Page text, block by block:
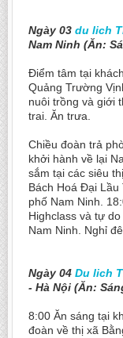
Ngày 03 du lich
Nam Ninh (Ăn:
Điểm tâm tại
Quảng Trường
nuôi trồng và giới
trai. Ăn trưa.
Chiều đoàn trả
khởi hành về lại
sắm tại các siêu
Bách Hoá Đại
phố Nam Ninh.
Highclass và tự
Nam Ninh. Nghỉ
Ngày 04 Du lich
- Hà Nội (Ăn:
8:00 Ăn sáng tại
đoàn về thị xã